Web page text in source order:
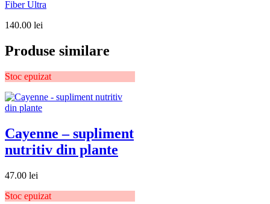
Fiber Ultra
140.00 lei
Produse similare
Stoc epuizat
Cayenne – supliment
nutritiv din plante
47.00 lei
Stoc epuizat